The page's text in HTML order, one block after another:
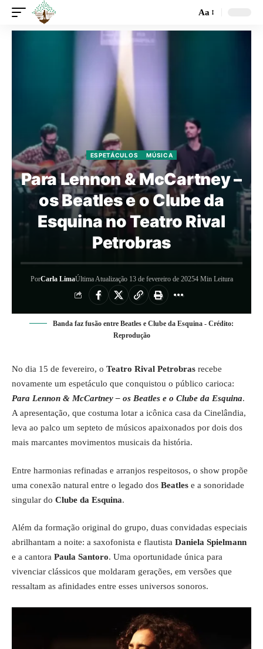
Aa
ESPETÁCULOS MÚSICA
Para Lennon & McCartney –
os Beatles e o Clube da
Esquina no Teatro Rival
Petrobras
PorCarla LimaÚltima Atualização 13 de fevereiro de 20254 Min Leitura
Banda faz fusão entre Beatles e Clube da Esquina - Crédito:
Reprodução
No dia 15 de fevereiro, o Teatro Rival Petrobras recebe
novamente um espetáculo que conquistou o público carioca:
Para Lennon & McCartney – os Beatles e o Clube da Esquina.
A apresentação, que costuma lotar a icônica casa da Cinelândia,
leva ao palco um septeto de músicos apaixonados por dois dos
mais marcantes movimentos musicais da história.
Entre harmonias refinadas e arranjos respeitosos, o show propõe
uma conexão natural entre o legado dos Beatles e a sonoridade
singular do Clube da Esquina.
Além da formação original do grupo, duas convidadas especiais
abrilhantam a noite: a saxofonista e flautista Daniela Spielmann
e a cantora Paula Santoro. Uma oportunidade única para
vivenciar clássicos que moldaram gerações, em versões que
ressaltam as afinidades entre esses universos sonoros.